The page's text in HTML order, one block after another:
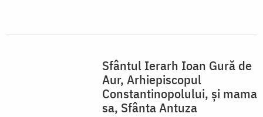
Sfântul Ierarh Ioan Gură de
Aur, Arhiepiscopul
Constantinopolului, și mama
sa, Sfânta Antuza